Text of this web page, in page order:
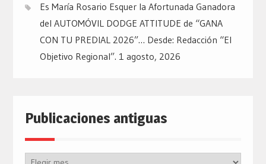
Es María Rosario Esquer la Afortunada Ganadora
del AUTOMÓVIL DODGE ATTITUDE de “GANA
CON TU PREDIAL 2026”… Desde: Redacción “El
Objetivo Regional”. 1 agosto, 2026
Publicaciones antiguas
Publicaciones